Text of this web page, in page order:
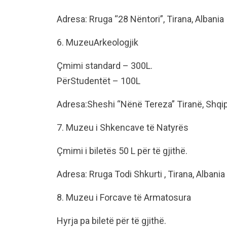
Adresa: Rruga “28 Nëntori”, Tirana, Albania
6. MuzeuArkeologjik
Çmimi standard – 300L.
PërStudentët – 100L
Adresa:Sheshi “Nënë Tereza” Tiranë,
7. Muzeu i Shkencave të Natyrës
Çmimi i biletës 50 L për të gjithë.
Adresa: Rruga Todi Shkurti , Tirana, Albania
8. Muzeu i Forcave të Armatosura
Hyrja pa biletë për të gjithë.